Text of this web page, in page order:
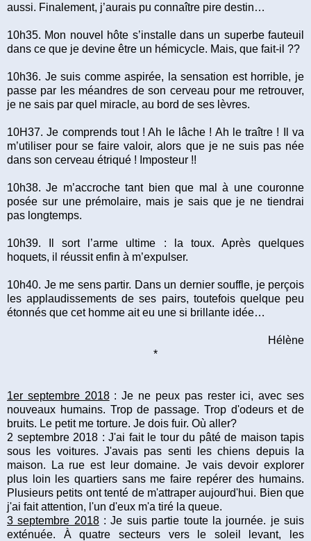
aussi. Finalement, j’aurais pu connaître pire destin…
10h35. Mon nouvel hôte s’installe dans un superbe fauteuil
dans ce que je devine être un hémicycle. Mais, que fait-il ??
10h36. Je suis comme aspirée, la sensation est horrible, je
passe par les méandres de son cerveau pour me retrouver,
je ne sais par quel miracle, au bord de ses lèvres.
10H37. Je comprends tout ! Ah le lâche ! Ah le traître ! Il va
m’utiliser pour se faire valoir, alors que je ne suis pas née
dans son cerveau étriqué ! Imposteur !!
10h38. Je m’accroche tant bien que mal à une couronne
posée sur une prémolaire, mais je sais que je ne tiendrai
pas longtemps.
10h39. Il sort l’arme ultime : la toux. Après quelques
hoquets, il réussit enfin à m’expulser.
10h40. Je me sens partir. Dans un dernier souffle, je perçois
les applaudissements de ses pairs, toutefois quelque peu
étonnés que cet homme ait eu une si brillante idée…
Hélène
*
1er septembre 2018: Je ne peux pas rester ici, avec ses
nouveaux humains. Trop de passage. Trop d'odeurs et de
bruits. Le petit me torture. Je dois fuir. Où aller?
2 septembre 2018 : J'ai fait le tour du pâté de maison tapis
sous les voitures. J'avais pas senti les chiens depuis la
maison. La rue est leur domaine. Je vais devoir explorer
plus loin les quartiers sans me faire repérer des humains.
Plusieurs petits ont tenté de m'attraper aujourd'hui. Bien que
j'ai fait attention, l'un d'eux m'a tiré la queue.
3 septembre 2018: Je suis partie toute la journée. je suis
exténuée. À quatre secteurs vers le soleil levant, les